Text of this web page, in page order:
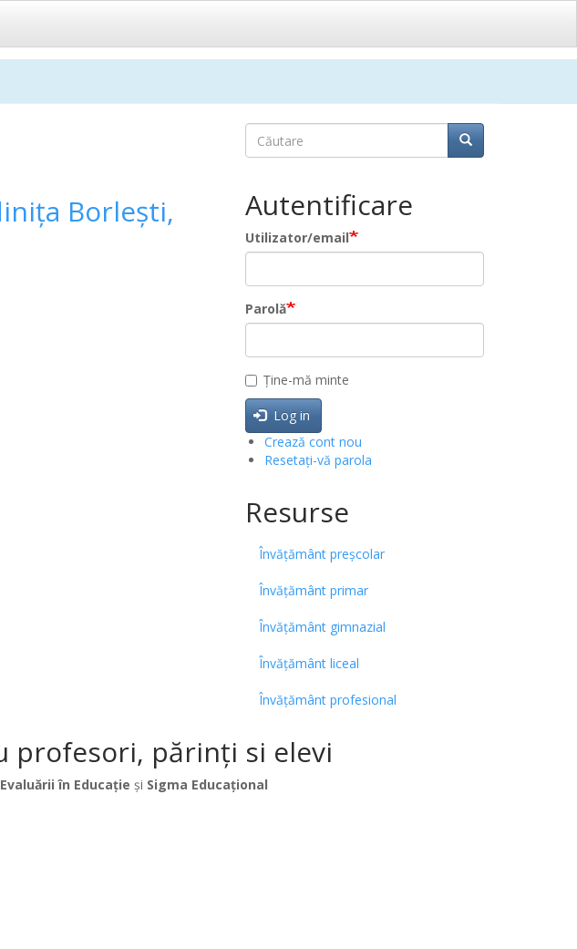
Borleşti,
Căutare
Căutare Căutare
Autentificare
Utilizator/email
Parolă
Ține-mă minte
Log in
Crează cont nou
Resetați-vă parola
Resurse
Învățământ preșcolar
Învățământ primar
Învățământ gimnazial
Învățământ liceal
Învățământ profesional
profesori, părinți si elevi
în Educație și Sigma Educațional